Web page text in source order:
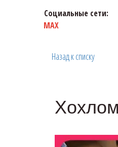
Социальные сети:
MAX
Назад к списку